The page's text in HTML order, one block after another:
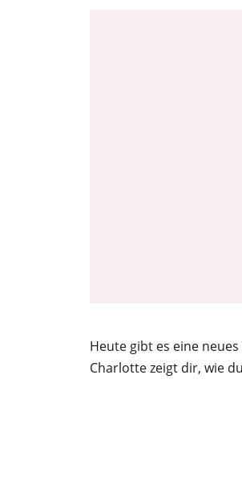
Heute gibt es eine
Charlotte zeigt dir, wie